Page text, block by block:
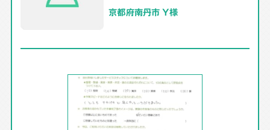
京都府南丹市 Y様